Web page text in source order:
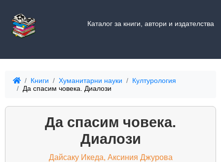
Каталог за книги, автори и издателства
Книги Хуманитарни науки
Културология
Да спасим човека. Диалози
Да спасим човека.
Диалози
Дайсаку Икеда, Аксиния Джурова